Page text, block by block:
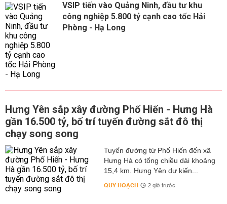
VSIP tiến vào Quảng Ninh, đầu tư khu
công nghiệp 5.800 tỷ cạnh cao tốc Hải
Phòng - Hạ Long
Hưng Yên sắp xây đường Phố Hiến - Hưng Hà
gần 16.500 tỷ, bố trí tuyến đường sắt đô thị
chạy song song
Tuyến đường từ Phố Hiến đến xã
Hưng Hà có tổng chiều dài khoảng
15,4 km. Hưng Yên dự kiến...
QUY HOẠCH 2 giờ trước